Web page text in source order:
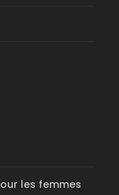
les femmes